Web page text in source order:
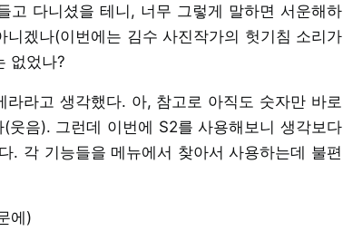
다니셨을 테니, 너무 그렇게 말하면 서운해하
겠나(이번에는 김수 사진작가의 헛기침 소리가
없었나?
라고 생각했다. 아, 참고로 아직도 숫자만 바로
웃음). 그런데 이번에 S2를 사용해보니 생각보다
. 각 기능들을 메뉴에서 찾아서 사용하는데 불편
에)